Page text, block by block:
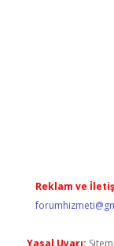
Reklam ve
Yasal Uyarı: